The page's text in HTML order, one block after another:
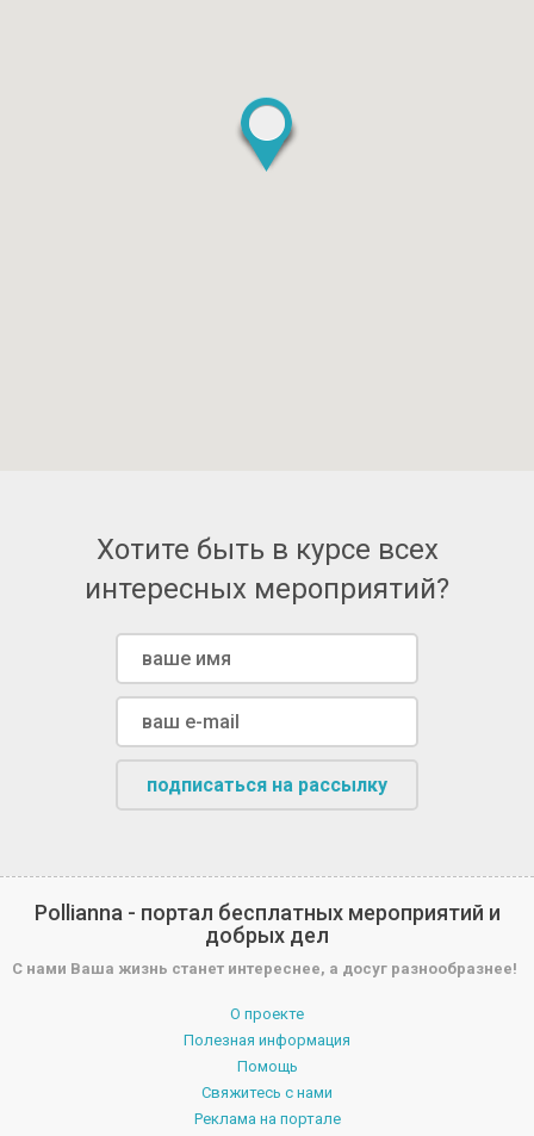
Хотите быть в курсе всех
интересных мероприятий?
подписаться на рассылку
Pollianna - портал бесплатных мероприятий и
добрых дел
С нами Ваша жизнь станет интереснее, а досуг разнообразнее!
О проекте
Полезная информация
Помощь
Свяжитесь с нами
Реклама на портале